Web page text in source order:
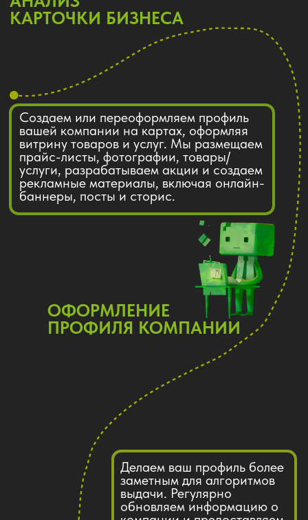
УПРАВЛЕНИЕ
ОТЗЫВАМИ И РЕПУТАЦИЕЙ
SERM. Следим за отзывами о вашей
компании и отвечаем на них. Ведем работу с
негативными отзывами при возможности
обжалуем их. Так же даем рекомендации,
которые помогут стимулировать клиентов
оставлять положительные отзывы о вашей
компании и услугах.
PIXISPARK
БЕСПЛАТНО